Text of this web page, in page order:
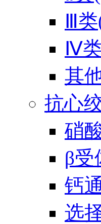
Ⅲ
Ⅳ
其
抗心
硝
β受
钙
选